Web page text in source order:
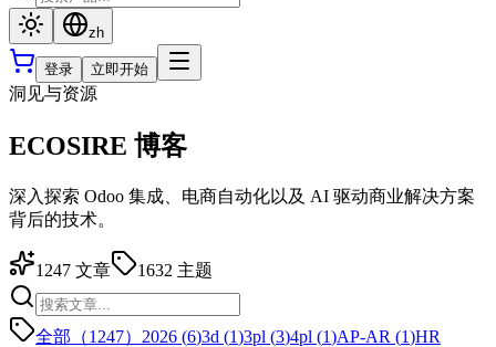
zh
登录 立即开始
洞见与资源
ECOSIRE 博客
深入探索 Odoo 集成、电商自动化以及 AI 驱动商业解决方案
背后的技术。
1247 文章 1632 主题
全部（1247） 2026 (6)3d (1)3pl (3)4pl (1)AP-AR (1)HR